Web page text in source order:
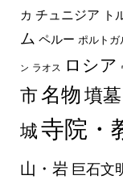
カ チュニジア ト
ム ペルー ポルトガ
ン ラオス ロシア
市 名物 墳
城 寺院・
山・岩 巨石文